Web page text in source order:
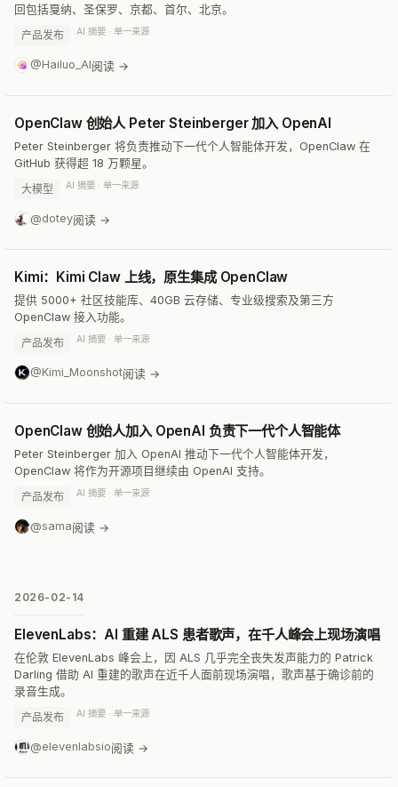
回包括戛纳、圣保罗、京都、首尔、北京。
产品发布
AI 摘要 · 单一来源
@Hailuo_AI阅读 →
OpenClaw 创始人 Peter Steinberger 加入 OpenAI
Peter Steinberger 将负责推动下一代个人智能体开发，OpenClaw 在
GitHub 获得超 18 万颗星。
大模型
AI 摘要 · 单一来源
@dotey阅读 →
Kimi：Kimi Claw 上线，原生集成 OpenClaw
提供 5000+ 社区技能库、40GB 云存储、专业级搜索及第三方
OpenClaw 接入功能。
产品发布
AI 摘要 · 单一来源
@Kimi_Moonshot阅读 →
OpenClaw 创始人加入 OpenAI 负责下一代个人智能体
Peter Steinberger 加入 OpenAI 推动下一代个人智能体开发，
OpenClaw 将作为开源项目继续由 OpenAI 支持。
产品发布
AI 摘要 · 单一来源
@sama阅读 →
2026-02-14
ElevenLabs：AI 重建 ALS 患者歌声，在千人峰会上现场演唱
在伦敦 ElevenLabs 峰会上，因 ALS 几乎完全丧失发声能力的 Patrick
Darling 借助 AI 重建的歌声在近千人面前现场演唱，歌声基于确诊前的
录音生成。
产品发布
AI 摘要 · 单一来源
@elevenlabsio阅读 →